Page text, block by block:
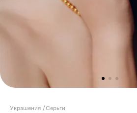
Украшения /Серьги